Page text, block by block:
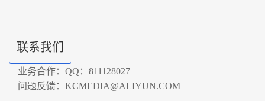
联系我们
业务合作：QQ：811128027
问题反馈：KCMEDIA@ALIYUN.COM